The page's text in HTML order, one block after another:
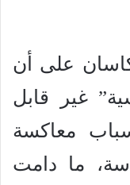
كاسان على أن
غير قابل
معاكسة
ما دامت